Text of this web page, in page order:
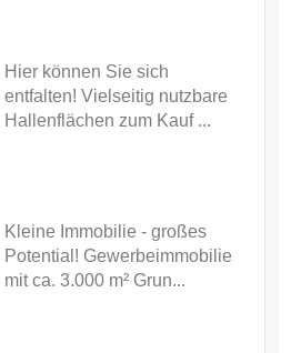
Hier können Sie sich
entfalten! Vielseitig nutzbare
Hallenflächen zum Kauf ...
Kleine Immobilie - großes
Potential! Gewerbeimmobilie
mit ca. 3.000 m² Grun...